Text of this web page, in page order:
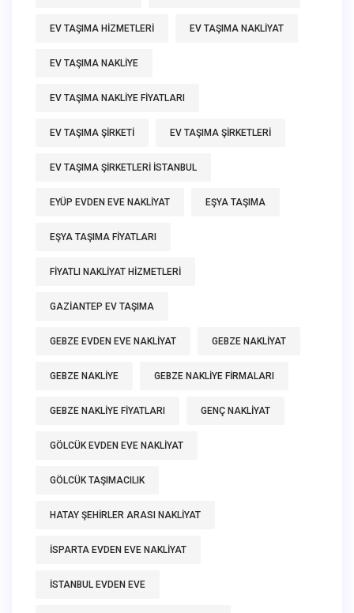
EV TAŞIMA HIZMETLERI EV TAŞIMA NAKLIYAT
EV TAŞIMA NAKLIYE
EV TAŞIMA NAKLIYE FIYATLARI
EV TAŞIMA ŞIRKETI EV TAŞIMA ŞIRKETLERI
EV TAŞIMA ŞIRKETLERI ISTANBUL
EYÜP EVDEN EVE NAKLIYAT EŞYA TAŞIMA
EŞYA TAŞIMA FIYATLARI
FIYATLI NAKLIYAT HIZMETLERI
GAZIANTEP EV TAŞIMA
GEBZE EVDEN EVE NAKLIYAT GEBZE NAKLIYAT
GEBZE NAKLIYE GEBZE NAKLIYE FIRMALARI
GEBZE NAKLIYE FIYATLARI GENÇ NAKLIYAT
GÖLCÜK EVDEN EVE NAKLIYAT
GÖLCÜK TAŞIMACILIK
HATAY ŞEHIRLER ARASI NAKLIYAT
ISPARTA EVDEN EVE NAKLIYAT
ISTANBUL EVDEN EVE